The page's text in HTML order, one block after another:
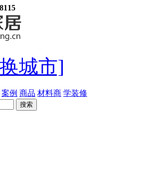
城市]
案例 商品 材料商 学装修